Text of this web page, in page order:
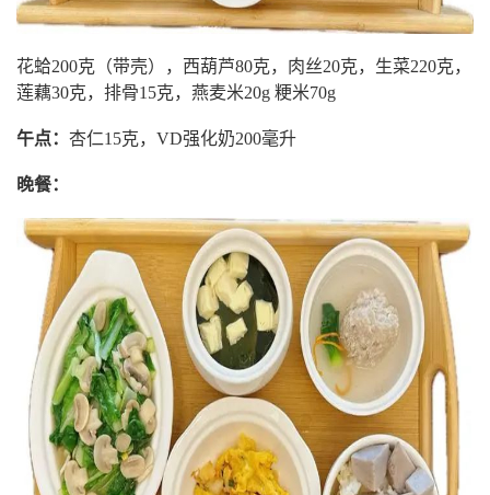
花蛤200克（带壳），西葫芦80克，肉丝20克，生菜220克，
莲藕30克，排骨15克，燕麦米20g 粳米70g
午点： 杏仁15克，VD强化奶200毫升
晚餐：